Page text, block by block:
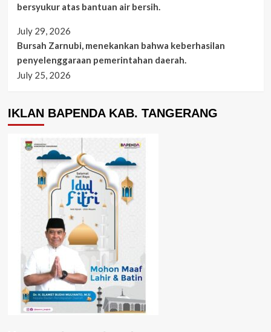
bersyukur atas bantuan air bersih.
July 29, 2026
Bursah Zarnubi, menekankan bahwa keberhasilan
penyelenggaraan pemerintahan daerah.
July 25, 2026
IKLAN BAPENDA KAB. TANGERANG